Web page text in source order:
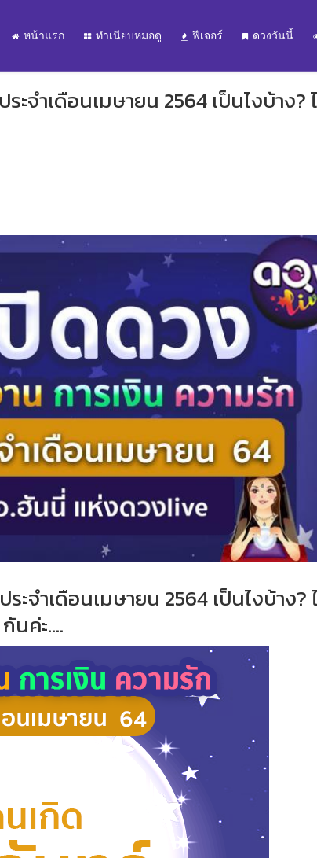
หน้าแรก ทำเนียบหมอดู ฟีเจอร์ ดวงวันนี้
ะจำเดือนเมษายน 2564 เป็นไงบ้าง?
ะจำเดือนเมษายน 2564 เป็นไงบ้าง?
กันค่ะ....